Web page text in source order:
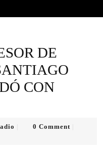
DE
CON
0 Comment